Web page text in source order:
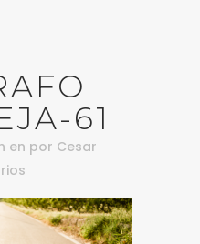
61
en por Cesar